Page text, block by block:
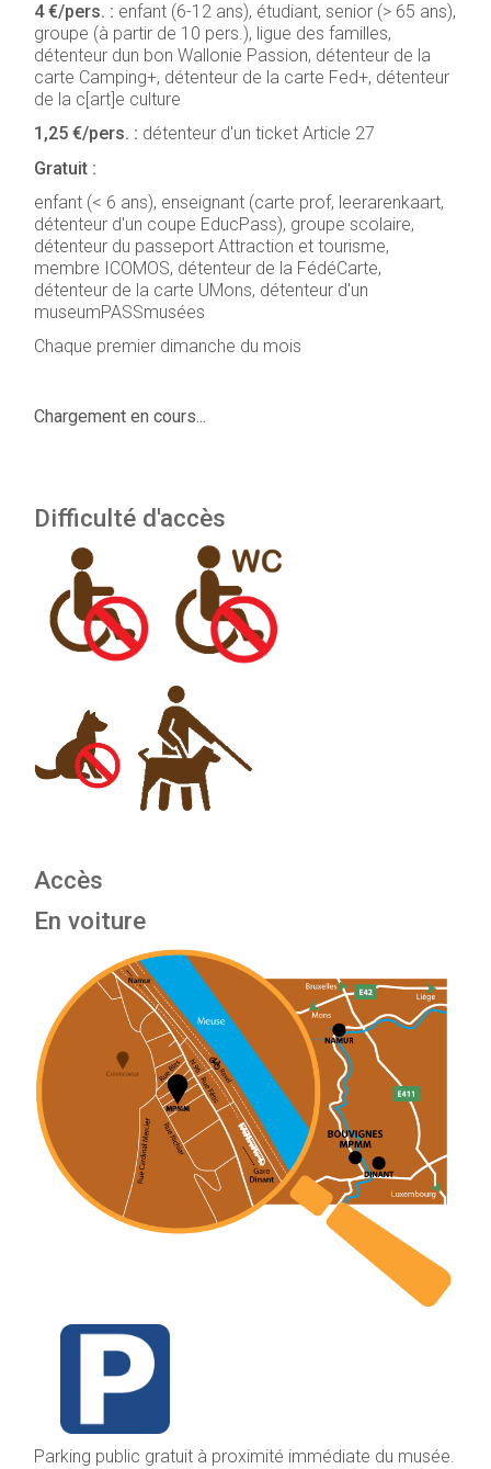
4 €/pers. : enfant (6-12 ans), étudiant, senior (> 65 ans),
groupe (à partir de 10 pers.), ligue des familles,
détenteur dun bon Wallonie Passion, détenteur de la
carte Camping+, détenteur de la carte Fed+, détenteur
de la c[art]e culture
1,25 €/pers. : détenteur d'un ticket Article 27
Gratuit :
enfant (< 6 ans), enseignant (carte prof, leerarenkaart,
détenteur d'un coupe EducPass), groupe scolaire,
détenteur du passeport Attraction et tourisme,
membre ICOMOS, détenteur de la FédéCarte,
détenteur de la carte UMons, détenteur d'un
museumPASSmusées
Chaque premier dimanche du mois
Chargement en cours...
Difficulté d'accès
Accès
En voiture
Parking public gratuit à proximité immédiate du musée.